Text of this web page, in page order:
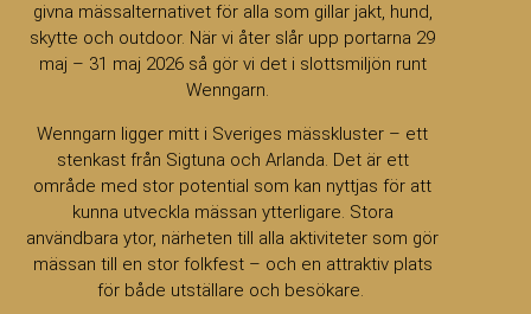
givna mässalternativet för alla som gillar jakt, hund,
skytte och outdoor. När vi åter slår upp portarna 29
maj – 31 maj 2026 så gör vi det i slottsmiljön runt
Wenngarn.
Wenngarn ligger mitt i Sveriges mässkluster – ett
stenkast från Sigtuna och Arlanda. Det är ett
område med stor potential som kan nyttjas för att
kunna utveckla mässan ytterligare. Stora
användbara ytor, närheten till alla aktiviteter som gör
mässan till en stor folkfest – och en attraktiv plats
för både utställare och besökare.